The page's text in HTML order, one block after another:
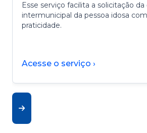
Esse serviço facilita a solicitação da
intermunicipal da pessoa idosa
praticidade.
Acesse o serviço ›